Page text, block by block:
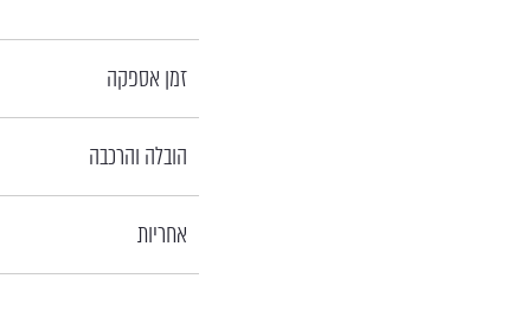
זמן אספקה
הובלה והרכבה
אחריות